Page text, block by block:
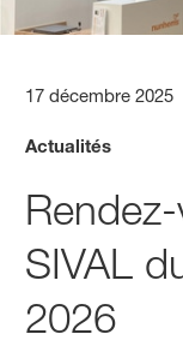
17 décembre 2025
Actualités
SIVAL
2026